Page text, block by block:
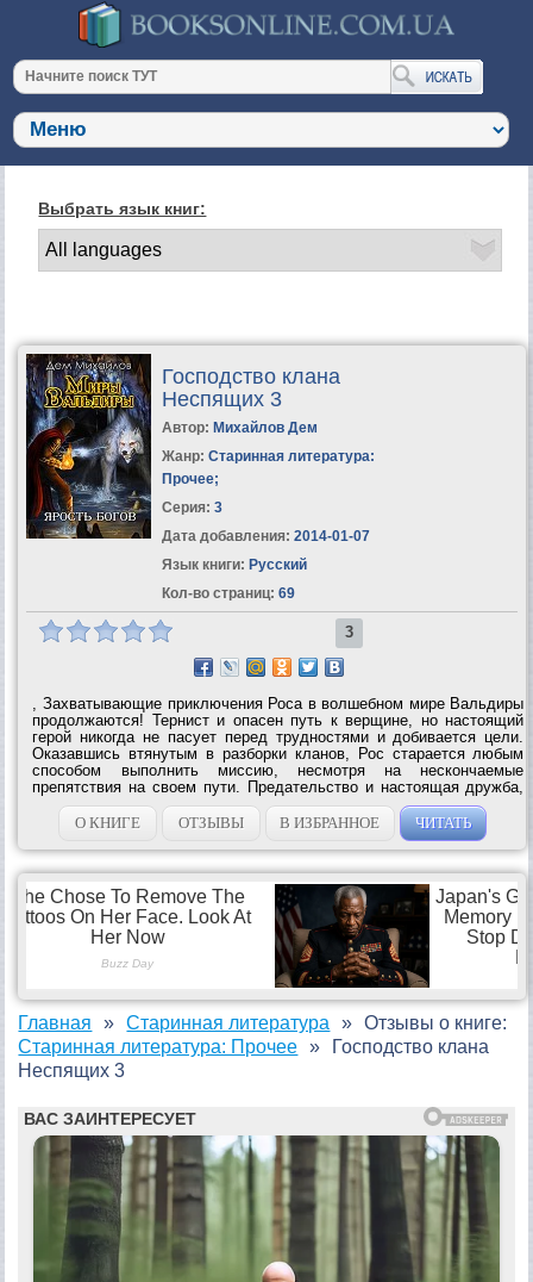
Выбрать язык книг:
Господство клана
Неспящих 3
Автор: Михайлов Дем
Жанр: Старинная литература:
Прочее;
Серия: 3
Дата добавления: 2014-01-07
Язык книги: Русский
Кол-во страниц: 69
3
, Захватывающие приключения Роса в волшебном мире Вальдиры
продолжаются! Тернист и опасен путь к верщине, но настоящий
герой никогда не пасует перед трудностями и добивается цели.
Оказавшись втянутым в разборки кланов, Рос старается любым
способом выполнить миссию, несмотря на нескончаемые
препятствия на своем пути. Предательство и настоящая дружба,
любовь и ненависть - все перемешалось в безумном калейдоскопе
событий… мир,...
О КНИГЕ ОТЗЫВЫ В ИЗБРАННОЕ ЧИТАТЬ
Главная
Старинная литература
Старинная литература: Прочее
Отзывы о книге:
Господство клана
Неспящих 3